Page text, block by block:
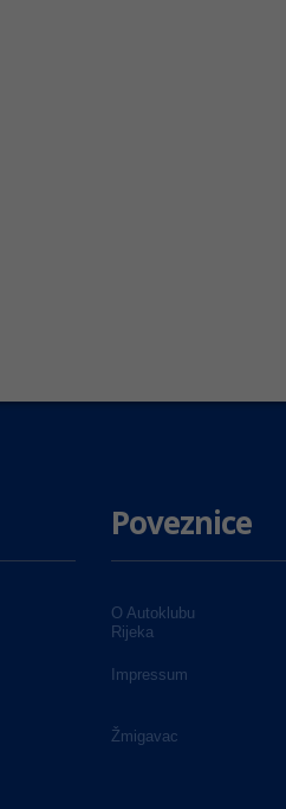
Poveznice
O Autoklubu
Rijeka
Impressum
Žmigavac